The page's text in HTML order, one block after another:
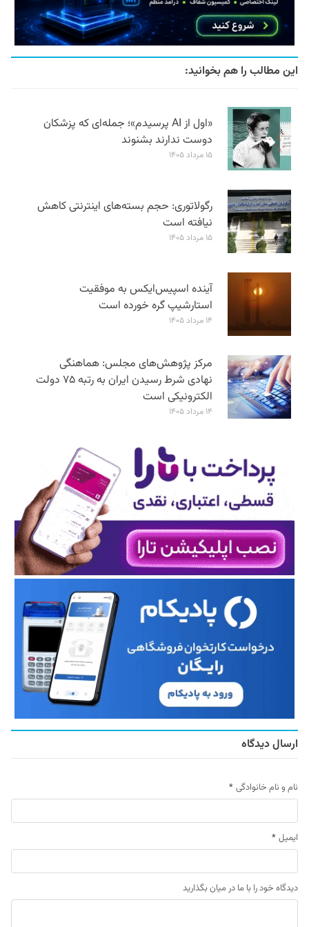
این مطالب را هم بخوانید:
«اول از AI پرسیدم»؛ جمله‌ای که پزشکان
دوست ندارند بشنوند
۱۵ مرداد ۱۴۰۵
رگولاتوری: حجم بسته‌های اینترنتی کاهش
نیافته است
۱۵ مرداد ۱۴۰۵
آینده اسپیس‌ایکس به موفقیت
استارشیپ گره خورده است
۱۴ مرداد ۱۴۰۵
مرکز پژوهش‌های مجلس: هماهنگی
نهادی شرط رسیدن ایران به رتبه ۷۵ دولت
الکترونیکی است
۱۴ مرداد ۱۴۰۵
ارسال دیدگاه
نام و نام خانوادگی *
ایمیل *
دیدگاه خود را با ما در میان بگذارید